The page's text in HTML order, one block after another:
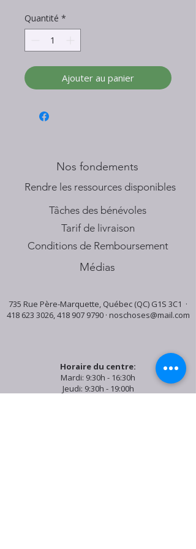
Quantité *
Ajouter au panier
Nos fondements
​Rendre les ressources disponibles
Tâches des bénévoles
Tarif de livraison
Conditions de Remboursement
Médias
735 Rue Père-Marquette, Québec (QC) G1S 3C1 ·
418 623 3026,418 907 9790· noschoses@mail.com
Horaire du centre:
Mardi: 9:30h - 16:30h
Jeudi: 9:30h - 19:00h